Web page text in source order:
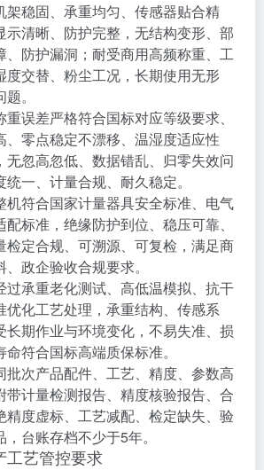
架稳固、承重均匀、传感器贴合精
示清晰、防护完整，无结构变形、部
、防护漏洞；耐受商用高频称重、工
度交替、粉尘工况，长期使用无形
。
重误差严格符合国标对应等级要求、
、零点稳定不漂移、温湿度适应性
无忽高忽低、数据错乱、归零失效问
一、计量合规、耐久稳定。
机符合国家计量器具安全标准、电气
标准，绝缘防护到位、稳压可靠、
检定合规、可溯源、可复检，满足商
政企验收合规要求。
过承重老化测试、高低温模拟、抗干
优化工艺处理，承重结构、传感系
长期作业与环境变化，不易失准、损
符合国标高端质保标准。
批次产品配件、工艺、精度、参数高
带计量检测报告、精度核验报告、合
精度虚标、工艺减配、检定缺失、验
台账存档不少于5年。
工艺管控要求